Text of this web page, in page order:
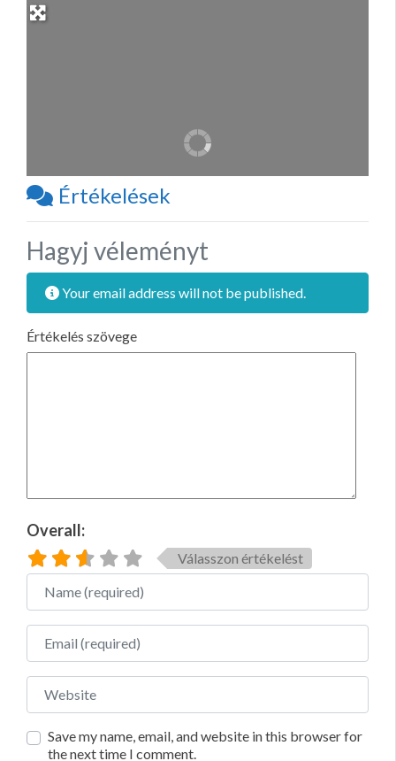
Értékelések
Hagyj véleményt
Your email address will not be published.
Értékelés szövege
Overall:
Válasszon értékelést
Name
Email
Website
Save my name, email, and website in this browser for
the next time I comment.